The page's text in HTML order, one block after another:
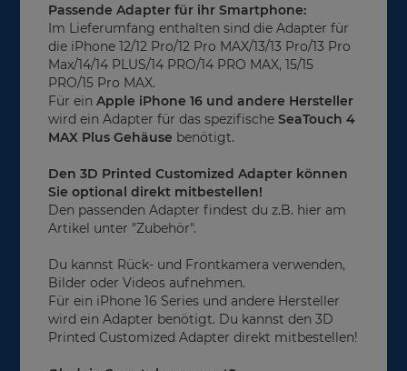
Passende Adapter für ihr Smartphone:
Im Lieferumfang enthalten sind die Adapter für
die iPhone 12/12 Pro/12 Pro MAX/13/13 Pro/13 Pro
Max/14/14 PLUS/14 PRO/14 PRO MAX, 15/15
PRO/15 Pro MAX.
Für einApple iPhone 16 und andere Hersteller
wird ein Adapter für das spezifischeSeaTouch 4
MAX Plus Gehäuse benötigt.
Den 3D Printed Customized Adapter können
Sie optional direkt mitbestellen!
Den passenden Adapter findest du z.B. hier am
Artikel unter "Zubehör".
Du kannst Rück- und Frontkamera verwenden,
Bilder oder Videos aufnehmen.
Für ein iPhone 16 Series und andere Hersteller
wird ein Adapter benötigt. Du kannst den 3D
Printed Customized Adapter direkt mitbestellen!